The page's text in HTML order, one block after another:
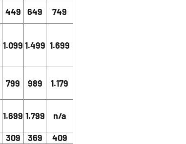
449 649 749
1.099 1.499 1.699
799 989 1.179
1.699 1.799 n/a
309 369
409